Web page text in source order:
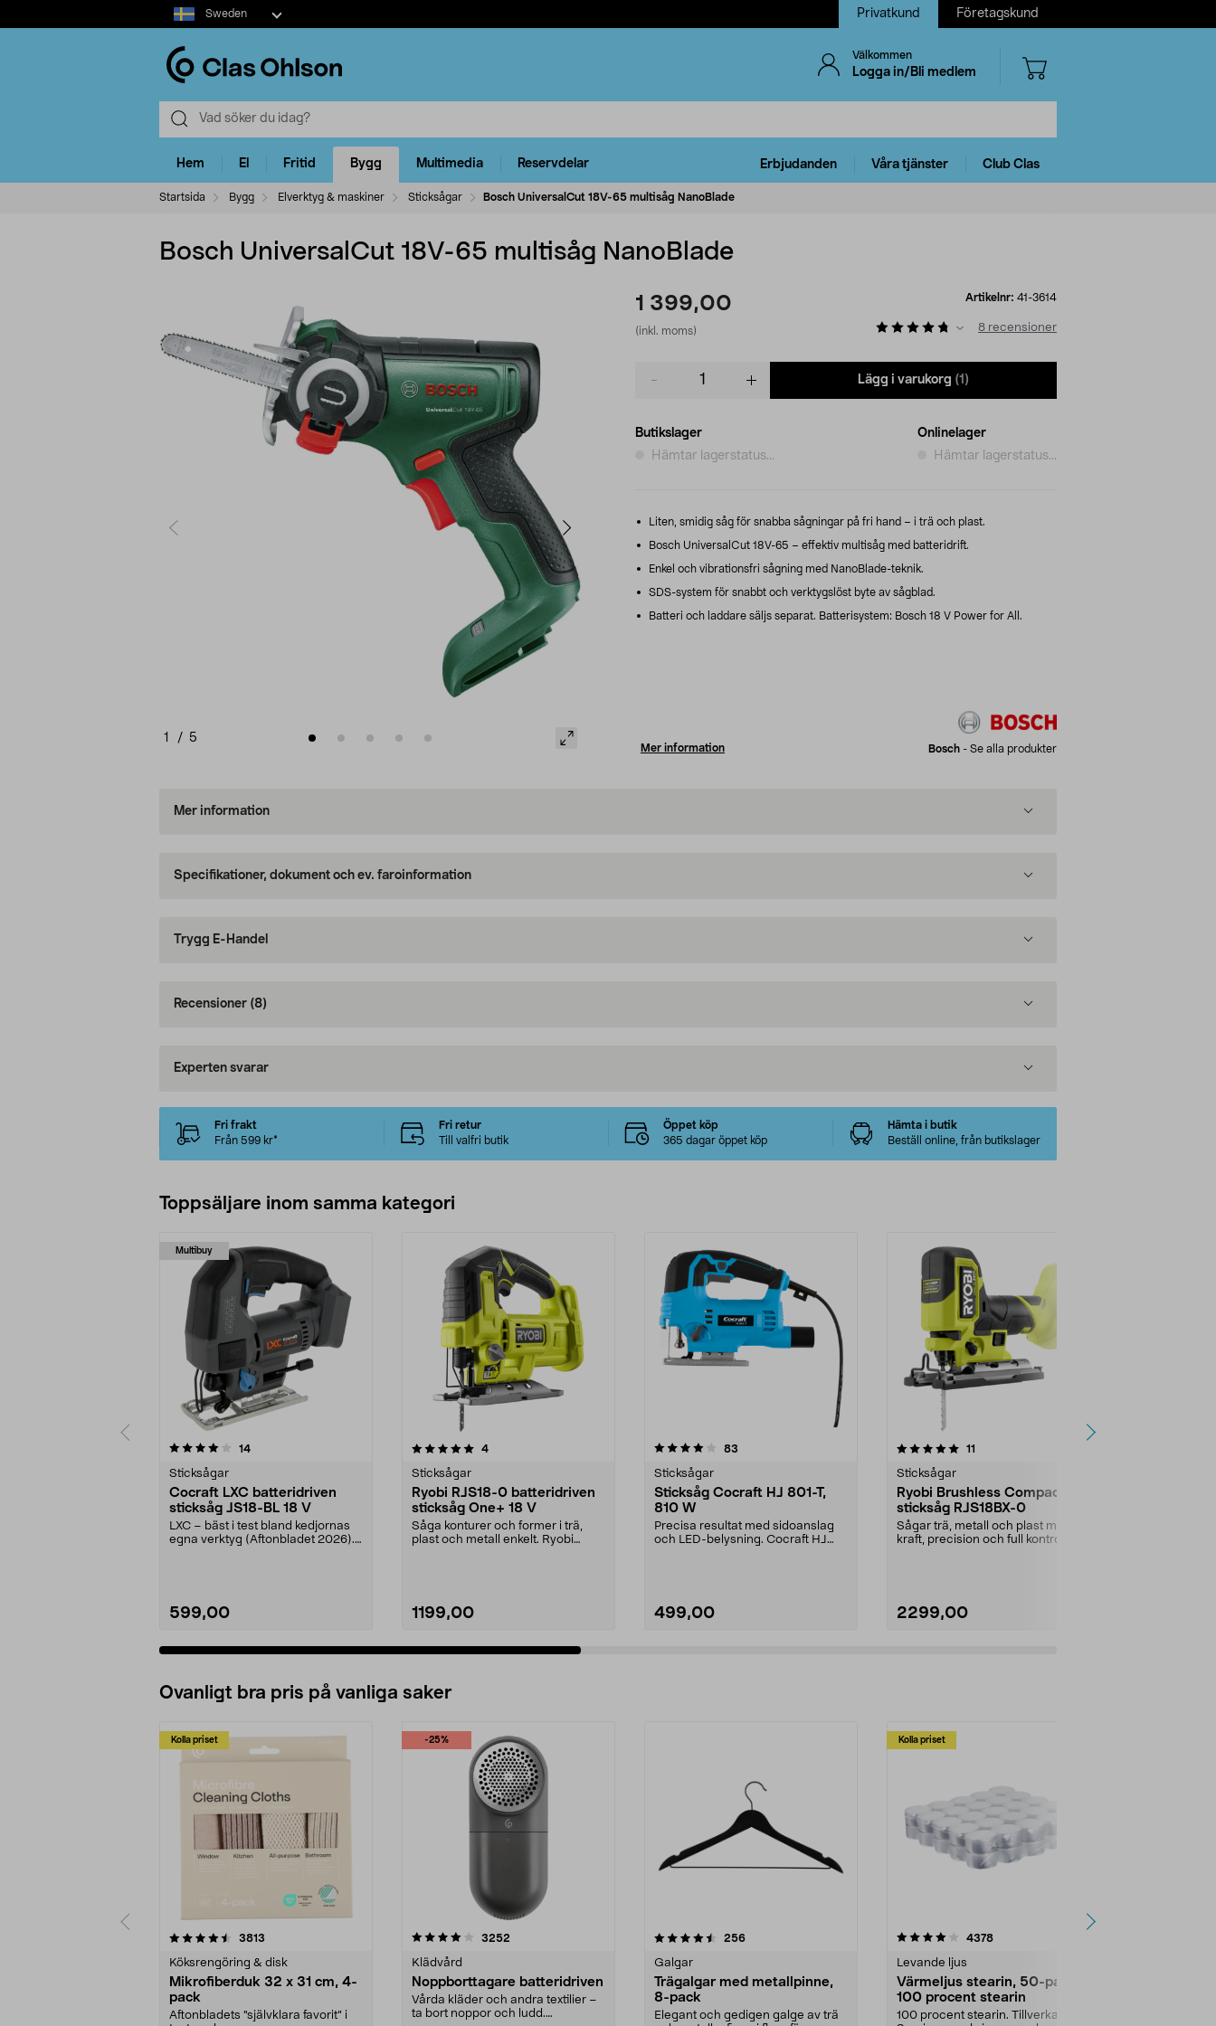
Select
market
Sweden Privatkund Företagskund
Välkommen
Logga in/Bli medlem
Hem El Fritid Bygg Multimedia Reservdelar Erbjudanden Våra tjänster Club Clas
Startsida Bygg Elverktyg & maskiner Sticksågar Bosch UniversalCut 18V-65 multisåg NanoBlade
Bosch UniversalCut 18V-65 multisåg NanoBlade
1 / 5
1 399,00
(inkl. moms)
Artikelnr: 41-3614
8 recensioner
Lägg i varukorg (1)
Butikslager
Hämtar lagerstatus...
Onlinelager
Hämtar lagerstatus...
Liten, smidig såg för snabba sågningar på fri hand – i trä och plast.
Bosch UniversalCut 18V-65 – effektiv multisåg med batteridrift.
Enkel och vibrationsfri sågning med NanoBlade-teknik.
SDS-system för snabbt och verktygslöst byte av sågblad.
Batteri och laddare säljs separat. Batterisystem: Bosch 18 V Power for All.
Mer information Bosch - Se alla produkter
Mer information
Specifikationer, dokument och ev. faroinformation
Trygg E-Handel
Recensioner (8)
Experten svarar
Fri frakt
Från 599 kr*
Fri retur
Till valfri butik
Öppet köp
365 dagar öppet köp
Hämta i butik
Beställ online, från butikslager
Toppsäljare inom samma kategori
Multibuy
14recensioner
Sticksågar
Cocraft LXC batteridriven
sticksåg JS18-BL 18 V
LXC – bäst i test bland kedjornas
egna verktyg (Aftonbladet 2026).
599,00
5.0 av 5 stjärnor 4recensioner
Sticksågar
Ryobi RJS18-0 batteridriven
sticksåg One+ 18 V
Såga konturer och former i trä,
plast och metall enkelt. Ryobi
1199,00
4.0 av 5 stjärnor 83
Sticksågar
Sticksåg Cocraft HJ 801-T,
810 W
Precisa resultat med sidoanslag
och LED-belysning. Cocraft HJ
499,00
5.0 av 5 stjärnor 11
Sticksågar
Ryobi Brushless Compact
sticksåg RJS18BX-0
Sågar trä, metall och plast med
kraft, precision och full kontroll.
2299,00
5.0 av 5 stjärnor
Ovanligt bra pris på vanliga saker
Kolla priset
3813
Köksrengöring & disk
Mikrofiberduk 32 x 31 cm, 4-
pack
Aftonbladets "självklara favorit” i
-25%
4.0av 5 stjärnor 3252
Klädvård
Noppborttagare batteridriven
Vårda kläder och andra textilier –
ta bort noppor och ludd.
4.5av 5 stjärnor 256recensioner
Galgar
Trägalgar med metallpinne,
8-pack
Elegant och gedigen galge av trä
Kolla priset
4.0av 5 stjärnor 4378recensioner
Levande ljus
Värmeljus stearin, 50-pack,
100 procent stearin
100 procent stearin. Tillverkade i
4.5av 5 stjärnor